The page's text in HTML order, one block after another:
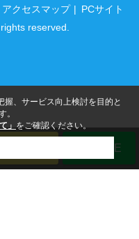
アクセスマップ
PCサイト
reserved.
LINE
、サービス向上検討を目的と
。
」をご確認ください。